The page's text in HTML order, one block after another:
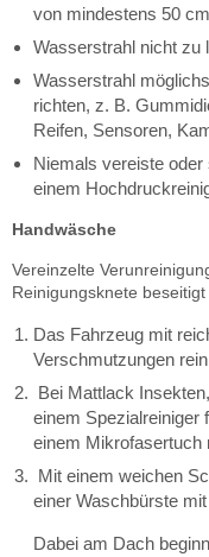
von mindestens 50
Wasserstrahl nicht zu
Wasserstrahl
richten, z. B.
Reifen, Sensoren,
Niemals vereiste
einem
Handwäsche
Vereinzelte
Reinigungsknete beseitigt
Das Fahrzeug mit
Verschmutzungen
Bei Mattlack
einem Spezialreiniger
einem Mikrofasertuch
Mit einem weichen
einer Waschbürste
Dabei am Dach